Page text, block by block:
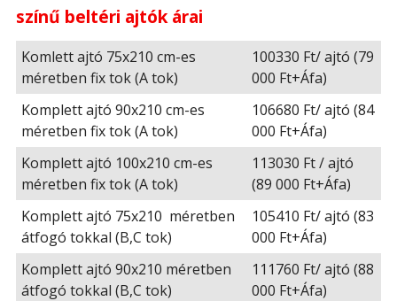
színű beltéri ajtók árai
Komlett ajtó 75x210 cm-es
méretben fix tok (A tok)
100330 Ft/ ajtó (79
000 Ft+Áfa)
Komplett ajtó 90x210 cm-es
méretben fix tok (A tok)
106680 Ft/ ajtó (84
000 Ft+Áfa)
Komplett ajtó 100x210 cm-es
méretben fix tok (A tok)
113030 Ft / ajtó
(89 000 Ft+Áfa)
Komplett ajtó 75x210 méretben
átfogó tokkal (B,C tok)
105410 Ft/ ajtó (83
000 Ft+Áfa)
Komplett ajtó 90x210 méretben
átfogó tokkal (B,C tok)
111760 Ft/ ajtó (88
000 Ft+Áfa)